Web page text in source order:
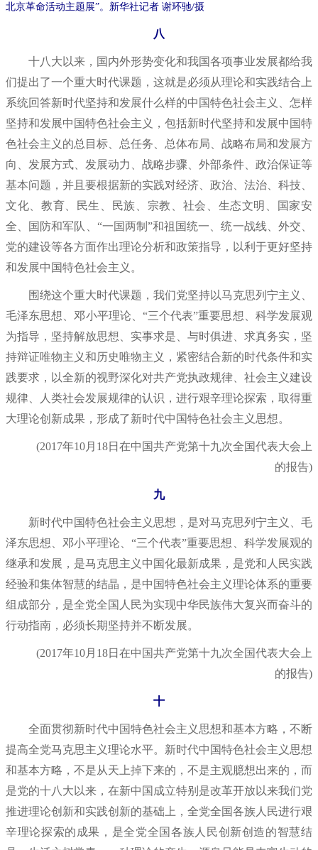
北京革命活动主题展”。新华社记者 谢环驰/摄
八
十八大以来，国内外形势变化和我国各项事业发展都给我
们提出了一个重大时代课题，这就是必须从理论和实践结合上
系统回答新时代坚持和发展什么样的中国特色社会主义、怎样
坚持和发展中国特色社会主义，包括新时代坚持和发展中国特
色社会主义的总目标、总任务、总体布局、战略布局和发展方
向、发展方式、发展动力、战略步骤、外部条件、政治保证等
基本问题，并且要根据新的实践对经济、政治、法治、科技、
文化、教育、民生、民族、宗教、社会、生态文明、国家安
全、国防和军队、“一国两制”和祖国统一、统一战线、外交、
党的建设等各方面作出理论分析和政策指导，以利于更好坚持
和发展中国特色社会主义。
围绕这个重大时代课题，我们党坚持以马克思列宁主义、
毛泽东思想、邓小平理论、“三个代表”重要思想、科学发展观
为指导，坚持解放思想、实事求是、与时俱进、求真务实，坚
持辩证唯物主义和历史唯物主义，紧密结合新的时代条件和实
践要求，以全新的视野深化对共产党执政规律、社会主义建设
规律、人类社会发展规律的认识，进行艰辛理论探索，取得重
大理论创新成果，形成了新时代中国特色社会主义思想。
(2017年10月18日在中国共产党第十九次全国代表大会上
的报告)
九
新时代中国特色社会主义思想，是对马克思列宁主义、毛
泽东思想、邓小平理论、“三个代表”重要思想、科学发展观的
继承和发展，是马克思主义中国化最新成果，是党和人民实践
经验和集体智慧的结晶，是中国特色社会主义理论体系的重要
组成部分，是全党全国人民为实现中华民族伟大复兴而奋斗的
行动指南，必须长期坚持并不断发展。
(2017年10月18日在中国共产党第十九次全国代表大会上
的报告)
十
全面贯彻新时代中国特色社会主义思想和基本方略，不断
提高全党马克思主义理论水平。新时代中国特色社会主义思想
和基本方略，不是从天上掉下来的，不是主观臆想出来的，而
是党的十八大以来，在新中国成立特别是改革开放以来我们党
推进理论创新和实践创新的基础上，全党全国各族人民进行艰
辛理论探索的成果，是全党全国各族人民创新创造的智慧结